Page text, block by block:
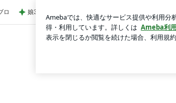
ロ 娘3人と孫姫との嬉しい女子会